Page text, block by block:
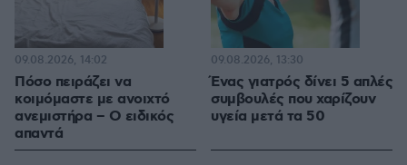
Πόσο πειράζει να
κοιμόμαστε με ανοιχτό
ανεμιστήρα – Ο ειδικός
απαντά
09.08.2026, 14:02
Ένας γιατρός δίνει 5 απλές
συμβουλές που χαρίζουν
υγεία μετά τα 50
09.08.2026, 13:30